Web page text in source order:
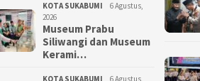
KOTA SUKABUMI
6 Agustus,
2026
Museum Prabu
Siliwangi dan Museum
Kerami…
KOTA SUKABUMI
6 Agustus,